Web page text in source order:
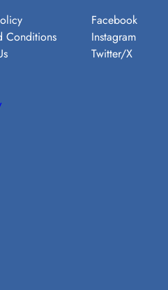
Conditions
Facebook
Instagram
Twitter/X